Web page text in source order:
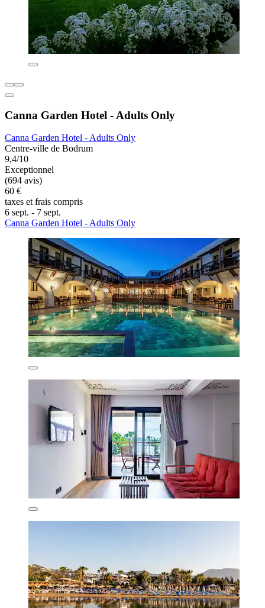
Canna Garden Hotel - Adults Only
Canna Garden Hotel - Adults Only
Centre-ville de Bodrum
9,4/10
Exceptionnel
(694 avis)
60 €
taxes et frais compris
6 sept. - 7 sept.
Canna Garden Hotel - Adults Only